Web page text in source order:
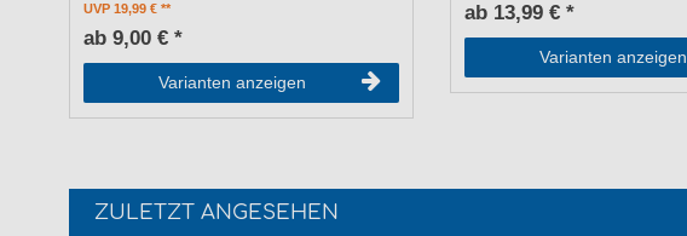
UVP 19,99 €
ab 9,00 € *
Varianten anzeigen
ab 13,99 € *
Varianten anzeigen
ZULETZT ANGESEHEN